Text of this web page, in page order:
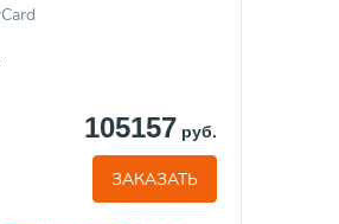
105157 руб.
ЗАКАЗАТЬ